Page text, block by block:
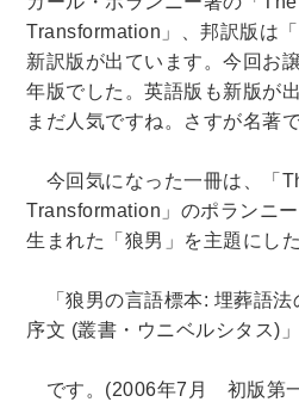
Transformation 」、邦訳版は
新訳版が出ています。今回お
年版でした。英語版も新版が
まだ人気ですね。さすが名著で
今回気になった一冊は、「
Transformation 」のポランニ
生まれた「狼男」を主題にし
「狼男の言語標本: 埋葬語法
序文 (叢書・ウニベルシタス) 」
です。 (2006年7 月 初版第